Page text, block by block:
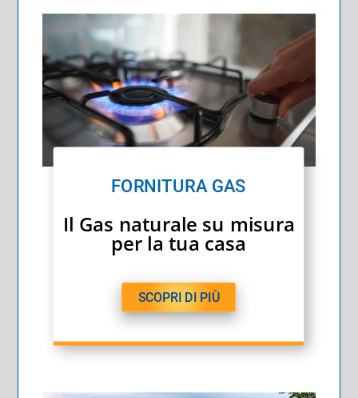
FORNITURA GAS
Il Gas naturale su misura
per la tua casa
SCOPRI DI PIÙ